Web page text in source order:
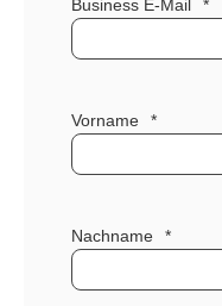
Business E-Mail *
Vorname *
Nachname *